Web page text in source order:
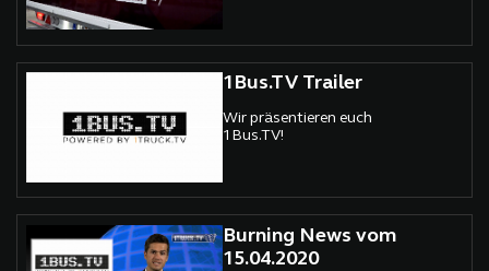
1Bus.TV Trailer
Wir präsentieren euch
1Bus.TV!
Burning News vom
15.04.2020